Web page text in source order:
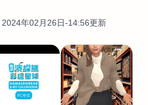
2024年02月26日-14:56更新